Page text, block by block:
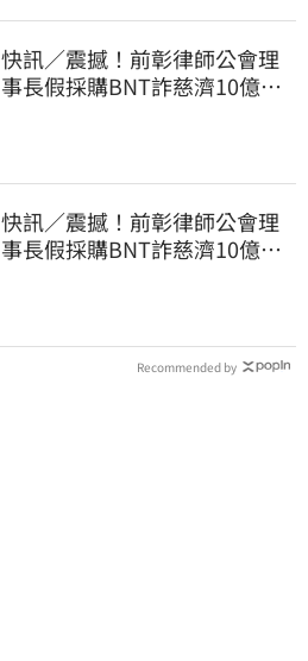
快訊／震撼！前彰律師公會理
事長假採購BNT詐慈濟10億、
快訊／震撼！前彰律師公會理
事長假採購BNT詐慈濟10億、
Recommended by